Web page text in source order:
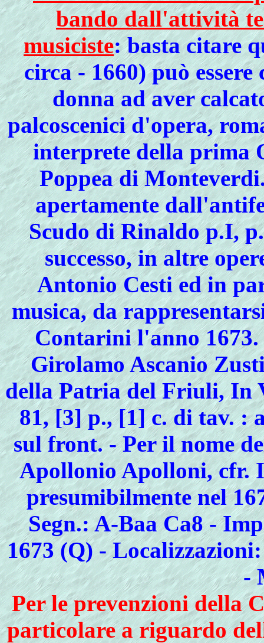
bando dall'attività
musiciste: basta citare
circa - 1660) può
donna ad aver
palcoscenici d'opera,
interprete della prima
Poppea di
apertamente
Scudo di Rinaldo p.I,
successo, in altre
Antonio Cesti ed in
musica, da
Contarini l'anno
Girolamo Ascanio
della Patria del Friuli, In
81, [3] p., [1] c. di tav. :
sul front. - Per il nome
Apollonio Apolloni, cfr.
presumibilmente nel
Segn.: A-Baa Ca8 -
1673 (Q) -
-
Per le prevenzioni della
particolare a riguardo